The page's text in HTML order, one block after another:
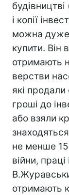
і копії
можна дуже
купити. Він
отримають
верстви
які
гроші до
або взяли
не менше 15
війни,
отримають